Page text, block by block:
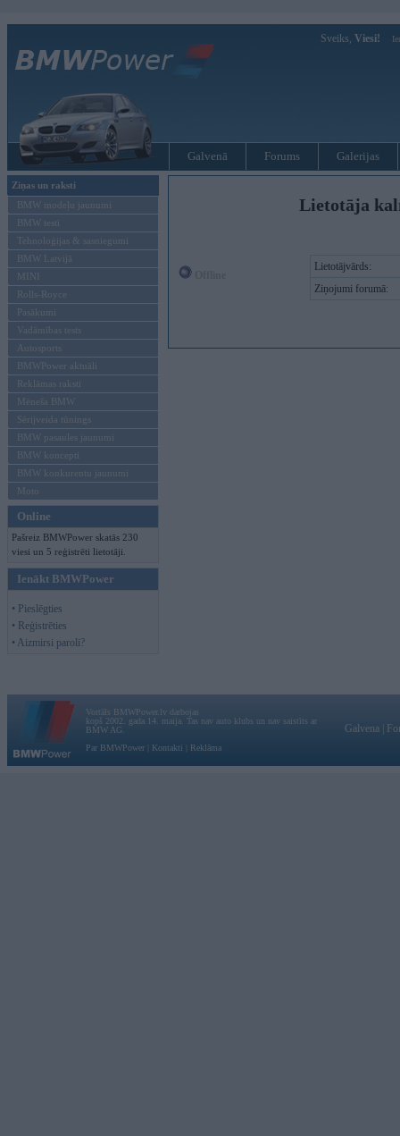
Sveiks, Viesi!
Galvenā Forums Galerijas
Ziņas un raksti
BMW modeļu jaunumi
BMW testi
Tehnoloģijas & sasniegumi
BMW Latvijā
MINI
Rolls-Royce
Pasākumi
Vadāmības tests
Autosports
BMWPower aktuāli
Reklāmas raksti
Mēneša BMW
Sērijveida tūnings
BMW pasaules jaunumi
BMW koncepti
BMW konkurentu jaunumi
Moto
Online
Pašreiz BMWPower skatās 230
viesi un 5 reģistrēti lietotāji.
Ienākt BMWPower
• Pieslēgties
• Reģistrēties
• Aizmirsi paroli?
Lietotāja
Lietotājvārds:
Ziņojumi forumā:
Vortāls BMWPower.lv darbojas
kopš 2002. gada 14. maija. Tas nav auto klubs un nav saistīts ar
BMW AG.
Par BMWPower
Kontakti Reklāma
Galvena